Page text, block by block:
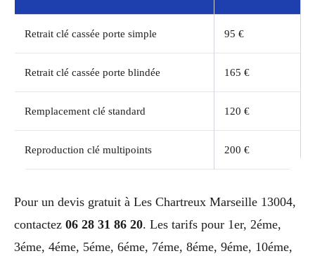
Retrait clé cassée porte simple 95 €
Retrait clé cassée porte blindée 165 €
Remplacement clé standard 120 €
Reproduction clé multipoints 200 €
Pour un devis gratuit à Les Chartreux Marseille 13004,
contactez 06 28 31 86 20. Les tarifs pour 1er, 2éme,
3éme, 4éme, 5éme, 6éme, 7éme, 8éme, 9éme, 10éme,